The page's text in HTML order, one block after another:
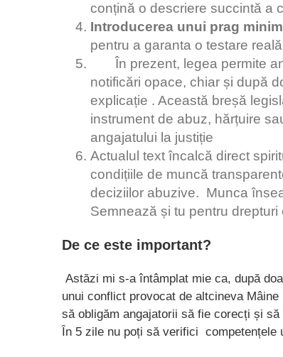
conțină o descriere succintă a
Introducerea unui prag
pentru a garanta o testare
În prezent, legea permite
notificări opace, chiar și după
explicație . Această breșă
instrument de abuz, hărțuire
angajatului la justiție
Actualul text încalcă direct
condițiile de muncă
deciziilor abuzive. Munca
Semnează și tu pentru
De ce este important?
Astăzi mi s-a întâmplat mie ca, după
unui conflict provocat de altcineva
să obligăm angajatorii să fie corecți și
În 5 zile nu poți să verifici competențele